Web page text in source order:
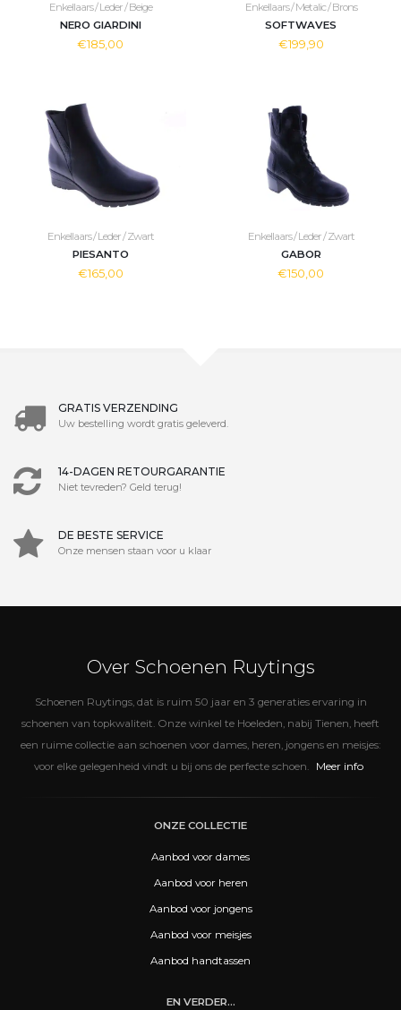
Enkellaars / Leder / Beige
NERO GIARDINI
€185,00
Enkellaars / Metalic / Brons
SOFTWAVES
€199,90
Enkellaars / Leder / Zwart
PIESANTO
€165,00
Enkellaars / Leder / Zwart
GABOR
€150,00
GRATIS VERZENDING
Uw bestelling wordt gratis geleverd.
14-DAGEN RETOURGARANTIE
Niet tevreden? Geld terug!
DE BESTE SERVICE
Onze mensen staan voor u klaar
Over Schoenen Ruytings
Schoenen Ruytings, dat is ruim 50 jaar en 3 generaties ervaring in
schoenen van topkwaliteit. Onze winkel te Hoeleden, nabij Tienen, heeft
een ruime collectie aan schoenen voor dames, heren, jongens en meisjes:
voor elke gelegenheid vindt u bij ons de perfecte schoen.
Meer info
ONZE COLLECTIE
Aanbod voor dames
Aanbod voor heren
Aanbod voor jongens
Aanbod voor meisjes
Aanbod handtassen
EN VERDER...